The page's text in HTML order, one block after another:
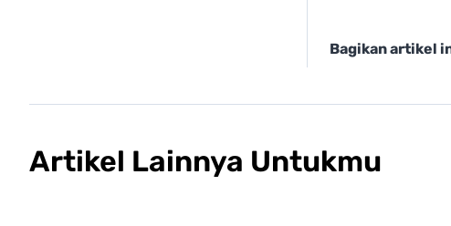
Bagikan artikel
Artikel Lainnya Untukmu